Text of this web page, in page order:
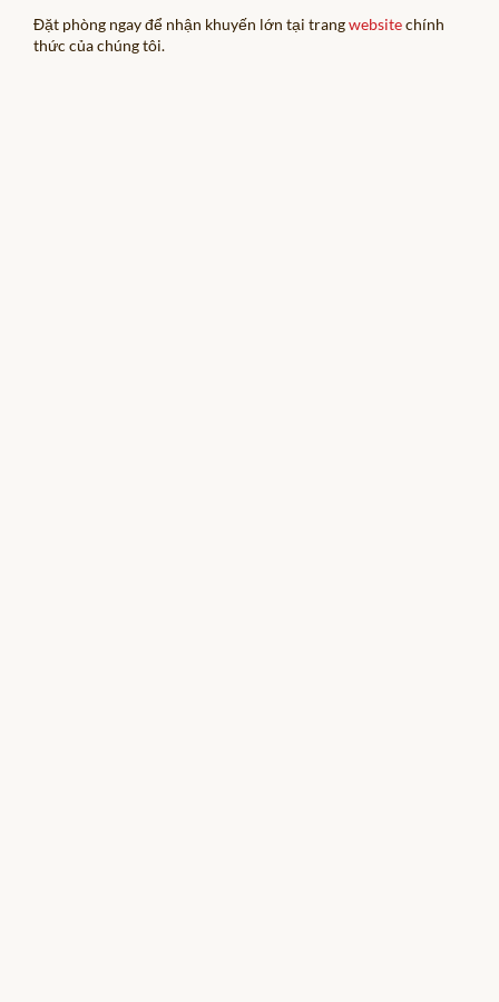
VỊ TRÍ
Đặt phòng ngay để nhận khuyến lớn tại trangwebsitechính
thức của chúng tôi.